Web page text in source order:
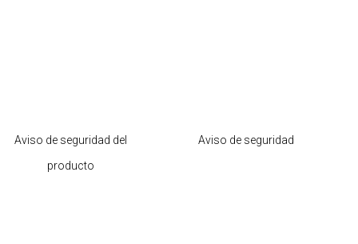
Aviso de seguridad del
producto
Aviso de seguridad